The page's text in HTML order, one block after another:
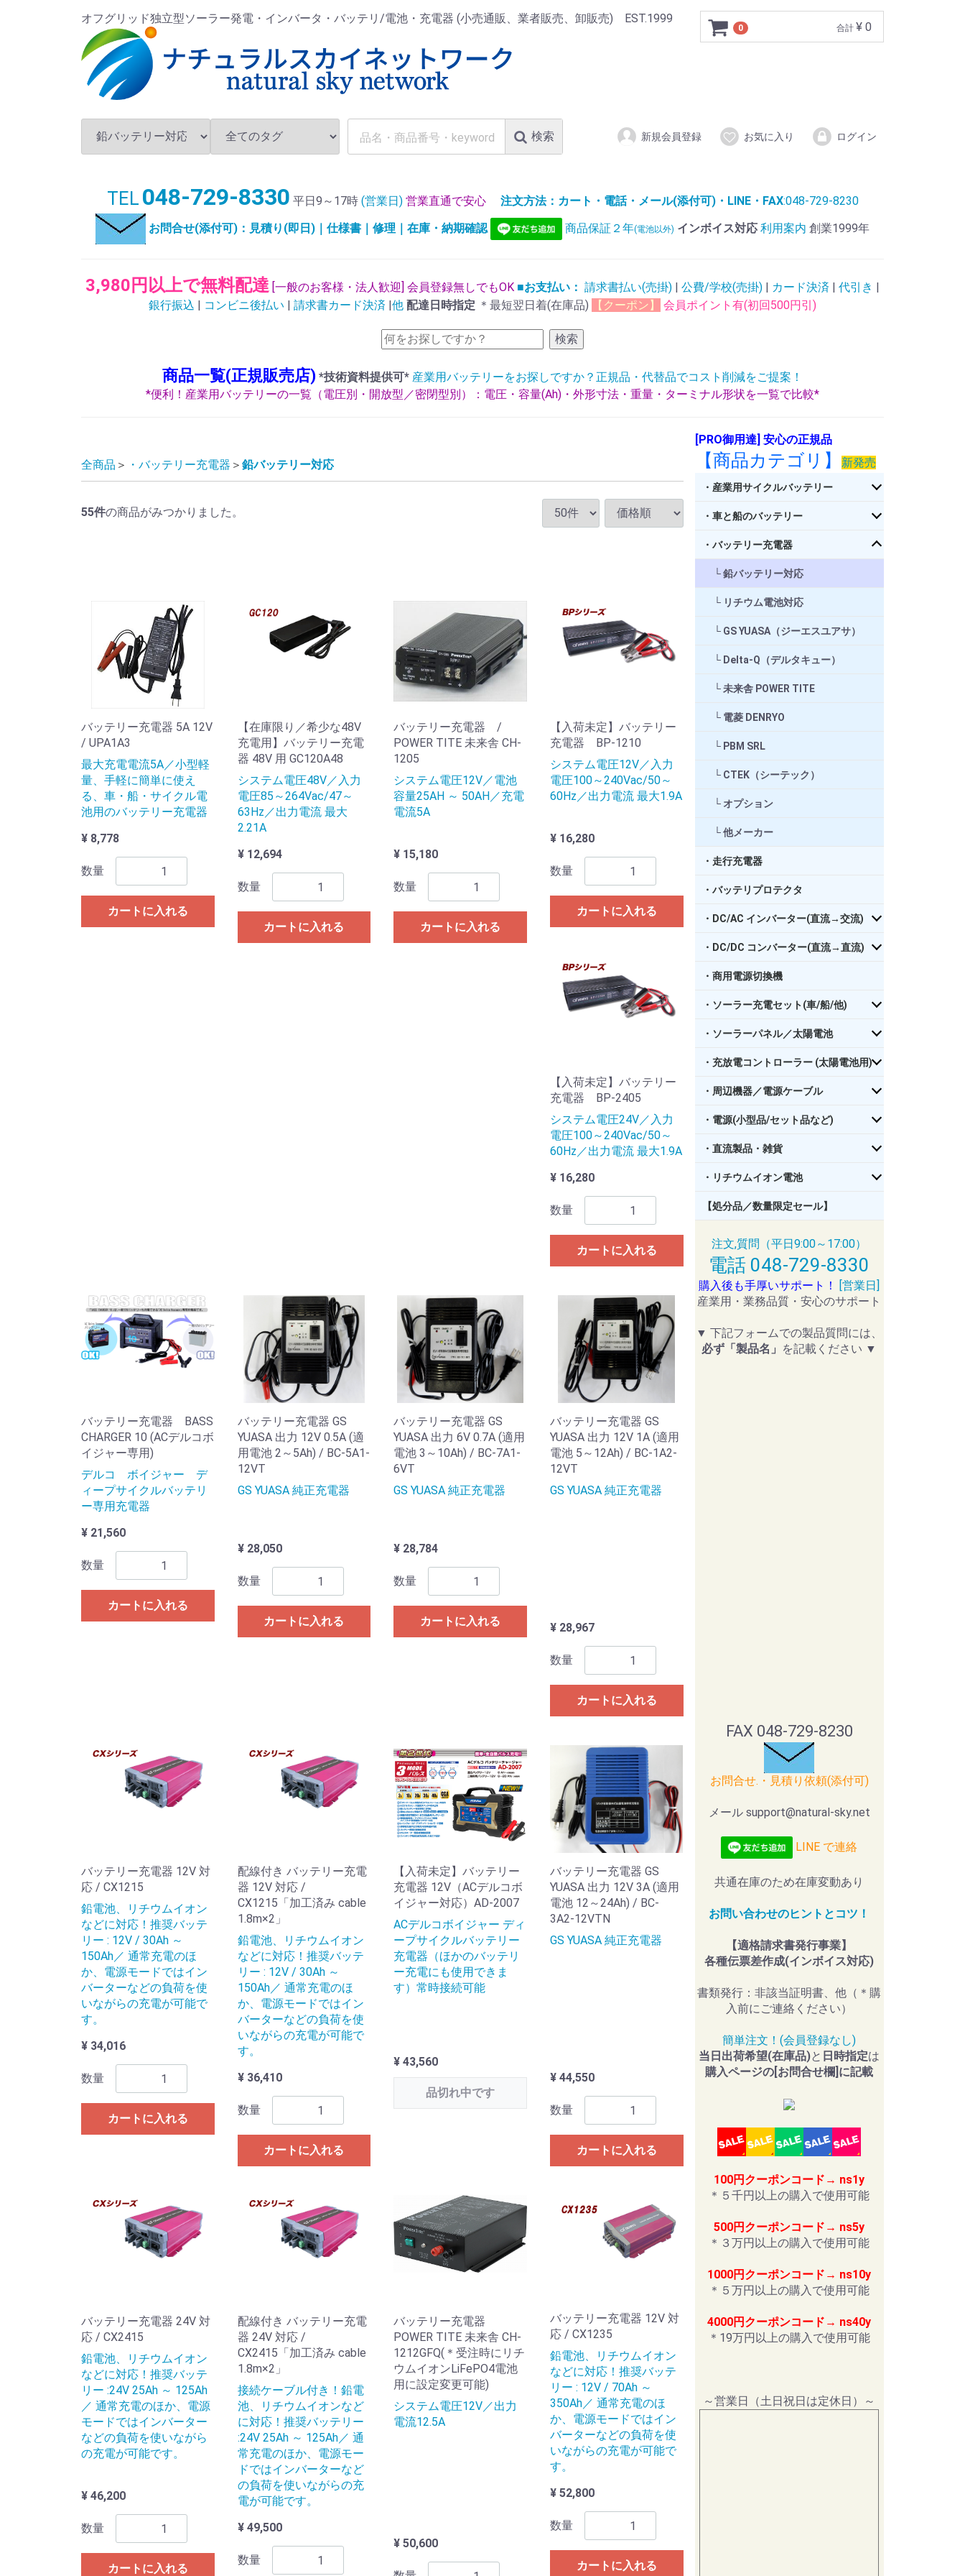
オフグリッド独立型ソーラー発電・インバータ・バッテリ/電池・充電器 (小売通販、業者販売、卸販売) EST.1999
0 合計 ¥ 0
検索 新規会員登録 お気に入り ログイン
TEL 048-729-8330 平日9～17時(営業日) 営業直通で安心 注文方法：カート・電話・メール(添付可)・LINE・FAX:048-729-8230
お問合せ(添付可)：見積り(即日)｜仕様書｜修理｜在庫・納期確認
商品保証２年(電池以外) インボイス対応 利用案内 創業1999年
3,980円以上で無料配達 [一般のお客様・法人歓迎] 会員登録無しでもOK ■お支払い： 請求書払い(売掛) | 公費/学校(売掛) | カード決済 | 代引き |
銀行振込 | コンビニ後払い | 請求書カード決済 |他 配達日時指定 ＊最短翌日着(在庫品) 【クーポン】 会員ポイント有(初回500円引)
検索
商品一覧(正規販売店) *技術資料提供可* 産業用バッテリーをお探しですか？正規品・代替品でコスト削減をご提案！
*便利！産業用バッテリーの一覧（電圧別・開放型／密閉型別）：電圧・容量(Ah)・外形寸法・重量・ターミナル形状を一覧で比較*
全商品 ・バッテリー充電器 鉛バッテリー対応
55件の商品がみつかりました。
バッテリー充電器 5A 12V
/ UPA1A3
最大充電電流5A／小型軽
量、手軽に簡単に使え
る、車・船・サイクル電
池用のバッテリー充電器
¥ 8,778
数量
カートに入れる
【在庫限り／希少な48V
充電用】バッテリー充電
器 48V 用 GC120A48
システム電圧48V／入力
電圧85～264Vac/47～
63Hz／出力電流 最大
2.21A
¥ 12,694
数量
カートに入れる
バッテリー充電器 /
POWER TITE 未来舎 CH-
1205
システム電圧12V／電池
容量25AH ～ 50AH／充電
電流5A
¥ 15,180
数量
カートに入れる
【入荷未定】バッテリー
充電器 BP-1210
システム電圧12V／入力
電圧100～240Vac/50～
60Hz／出力電流 最大1.9A
¥ 16,280
数量
カートに入れる
【入荷未定】バッテリー
充電器 BP-2405
システム電圧24V／入力
電圧100～240Vac/50～
60Hz／出力電流 最大1.9A
¥ 16,280
数量
カートに入れる
バッテリー充電器 BASS
CHARGER 10 (ACデルコボ
イジャー専用)
デルコ ボイジャー デ
ィープサイクルバッテリ
ー専用充電器
¥ 21,560
数量
カートに入れる
バッテリー充電器 GS
YUASA 出力 12V 0.5A (適
用電池 2～5Ah) / BC-5A1-
12VT
GS YUASA 純正充電器
¥ 28,050
数量
カートに入れる
バッテリー充電器 GS
YUASA 出力 6V 0.7A (適用
電池 3～10Ah) / BC-7A1-
6VT
GS YUASA 純正充電器
¥ 28,784
数量
カートに入れる
バッテリー充電器 GS
YUASA 出力 12V 1A (適用
電池 5～12Ah) / BC-1A2-
12VT
GS YUASA 純正充電器
¥ 28,967
数量
カートに入れる
バッテリー充電器 12V 対
応 / CX1215
鉛電池、リチウムイオン
などに対応！推奨バッテ
リー : 12V / 30Ah ～
150Ah／ 通常充電のほ
か、電源モードではイン
バーターなどの負荷を使
いながらの充電が可能で
す。
¥ 34,016
数量
カートに入れる
配線付き バッテリー充電
器 12V 対応 /
CX1215「加工済み cable
1.8m×2」
鉛電池、リチウムイオン
などに対応！推奨バッテ
リー : 12V / 30Ah ～
150Ah／ 通常充電のほ
か、電源モードではイン
バーターなどの負荷を使
いながらの充電が可能で
す。
¥ 36,410
数量
カートに入れる
【入荷未定】バッテリー
充電器 12V（ACデルコボ
イジャー対応）AD-2007
ACデルコボイジャー ディ
ープサイクルバッテリー
充電器（ほかのバッテリ
ー充電にも使用できま
す）常時接続可能
¥ 43,560
品切れ中です
バッテリー充電器 GS
YUASA 出力 12V 3A (適用
電池 12～24Ah) / BC-
3A2-12VTN
GS YUASA 純正充電器
¥ 44,550
数量
カートに入れる
バッテリー充電器 24V 対
応 / CX2415
鉛電池、リチウムイオン
などに対応！推奨バッテ
リー :24V 25Ah ～ 125Ah
／ 通常充電のほか、電源
モードではインバーター
などの負荷を使いながら
の充電が可能です。
¥ 46,200
数量
カートに入れる
配線付き バッテリー充電
器 24V 対応 /
CX2415「加工済み cable
1.8m×2」
接続ケーブル付き！鉛電
池、リチウムイオンなど
に対応！推奨バッテリー
:24V 25Ah ～ 125Ah／ 通
常充電のほか、電源モー
ドではインバーターなど
の負荷を使いながらの充
電が可能です。
¥ 49,500
数量
バッテリー充電器
POWER TITE 未来舎 CH-
1212GFQ(＊受注時にリチ
ウムイオンLiFePO4電池
用に設定変更可能)
システム電圧12V／出力
電流12.5A
¥ 50,600
バッテリー充電器 12V 対
応 / CX1235
鉛電池、リチウムイオン
などに対応！推奨バッテ
リー : 12V / 70Ah ～
350Ah／ 通常充電のほ
か、電源モードではイン
バーターなどの負荷を使
いながらの充電が可能で
す。
¥ 52,800
数量
カートに入れる
[PRO御用達] 安心の正規品
【商品カテゴリ】 新発売
・産業用サイクルバッテリー
・車と船のバッテリー
・バッテリー充電器
鉛バッテリー対応
リチウム電池対応
GS YUASA（ジーエスユアサ）
Delta-Q（デルタキュー）
未来舎 POWER TITE
電菱 DENRYO
PBM SRL
CTEK（シーテック）
オプション
他メーカー
・走行充電器
・バッテリプロテクタ
・DC/AC インバーター(直流→交流)
・DC/DC コンバーター(直流→直流)
・商用電源切換機
・ソーラー充電セット(車/船/他)
・ソーラーパネル／太陽電池
・充放電コントローラー (太陽電池用)
・周辺機器／電源ケーブル
・電源(小型品/セット品など)
・直流製品・雑貨
・リチウムイオン電池
【処分品／数量限定セール】
注文,質問（平日9:00～17:00）
電話 048-729-8330
購入後も手厚いサポート！
[営業日]
産業用・業務品質・安心のサポート
▼ 下記フォームでの製品質問には、
必ず「製品名」 を記載ください ▼
FAX 048-729-8230
お問合せ.・見積り依頼(添付可)
メール support@natural-sky.net
LINE で連絡
共通在庫のため在庫変動あり
お問い合わせのヒントとコツ！
【適格請求書発行事業】
各種伝票差作成(インボイス対応)
書類発行：非該当証明書、他（＊購
入前にご連絡ください）
簡単注文！(会員登録なし)
当日出荷希望(在庫品)と 日時指定は
購入ページの[お問合せ欄]に記載
100円クーポンコード→ ns1y
＊５千円以上の購入で使用可能
500円クーポンコード→ ns5y
＊３万円以上の購入で使用可能
1000円クーポンコード→ ns10y
＊５万円以上の購入で使用可能
4000円クーポンコード→ ns40y
＊19万円以上の購入で使用可能
～営業日（土日祝日は定休日）～